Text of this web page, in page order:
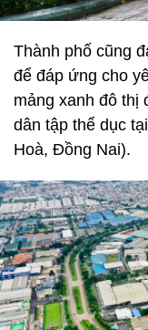
Thành phố cũng
để đáp ứng cho
mảng xanh đô thị
dân tập thể dục
Hoà, Đồng Nai).